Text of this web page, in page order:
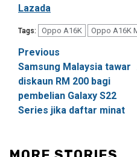
Lazada
Tags: Oppo A16K Oppo A16K
Post
navigation
Previous
Samsung Malaysia tawar
diskaun RM 200 bagi
pembelian Galaxy S22
Series jika daftar minat